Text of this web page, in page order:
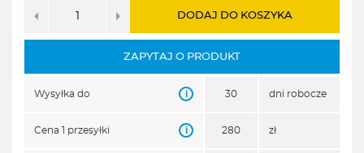
DODAJ DO KOSZYKA
ZAPYTAJ O PRODUKT
Wysyłka do i 30 dni robocze
Cena 1 przesyłki i 280 zł